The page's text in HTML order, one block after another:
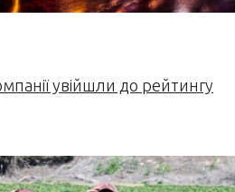
увійшли до рейтингу